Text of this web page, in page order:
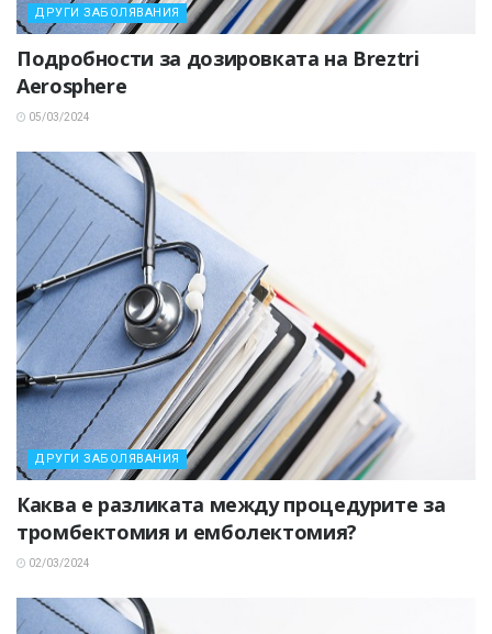
ДРУГИ ЗАБОЛЯВАНИЯ
Подробности за дозировката на Breztri
Aerosphere
05/03/2024
ДРУГИ ЗАБОЛЯВАНИЯ
Каква е разликата между процедурите за
тромбектомия и емболектомия?
02/03/2024